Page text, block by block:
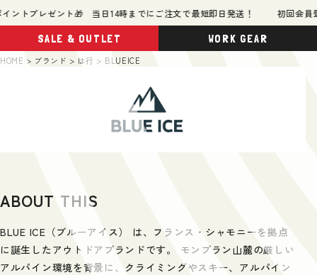
トプレゼント🎁 当日14時までにご注文で最短即日発送！ 初回会員登
WORK GEAR
HOME ブランド は行 BLUEICE
ABOUT THIS
BLUE ICE（ブルーアイス） は、フランス・シャモニーを拠点
に誕生したアウトドアブランドです。 モンブラン山麓の厳しい
アルパイン環境を背景に、クライミングやスキー、アルパイン
SALE & OUTLET